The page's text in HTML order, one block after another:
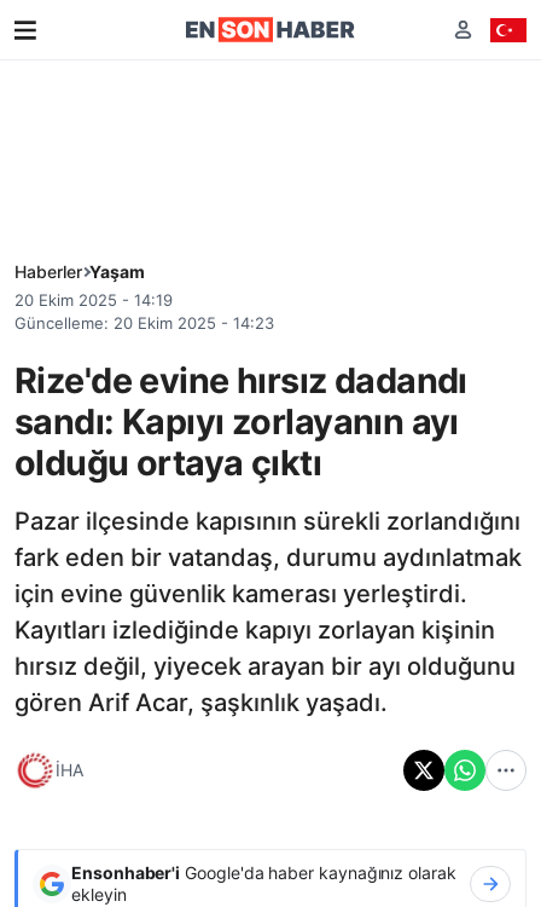
Haberler Yaşam
20 Ekim 2025 - 14:19
Güncelleme: 20 Ekim 2025 - 14:23
Rize'de evine hırsız dadandı
sandı: Kapıyı zorlayanın ayı
olduğu ortaya çıktı
Pazar ilçesinde kapısının sürekli zorlandığını
fark eden bir vatandaş, durumu aydınlatmak
için evine güvenlik kamerası yerleştirdi.
Kayıtları izlediğinde kapıyı zorlayan kişinin
hırsız değil, yiyecek arayan bir ayı olduğunu
gören Arif Acar, şaşkınlık yaşadı.
İHA
Ensonhaber'i Google'da haber kaynağınız olarak
ekleyin